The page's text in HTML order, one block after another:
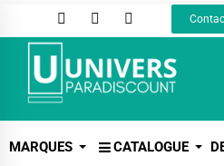
MARQUES CATALOGUE